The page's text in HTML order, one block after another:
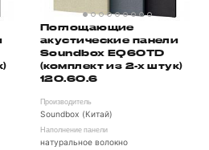
Поглощающие
акустические панели
Soundbox EQ60TD
(комплект из 2-х штук)
120.60.6
Производитель
Soundbox (Китай)
Наполнение панели
натуральное волокно